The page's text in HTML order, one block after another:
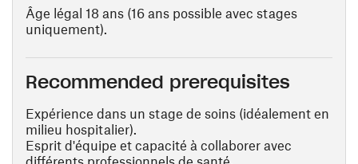
Âge légal 18 ans (16 ans possible avec stages
uniquement).
Recommended prerequisites
Expérience dans un stage de soins (idéalement en
milieu hospitalier).
Esprit d'équipe et capacité à collaborer avec
différents professionnels de santé.